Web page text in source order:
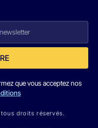
que vous acceptez nos
droits réservés.